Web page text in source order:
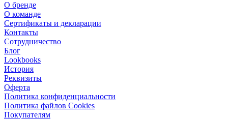
О бренде
О команде
Сертификаты и декларации
Контакты
Сотрудничество
Блог
Lookbooks
История
Реквизиты
Оферта
Политика конфиденциальности
Политика файлов Cookies
Покупателям